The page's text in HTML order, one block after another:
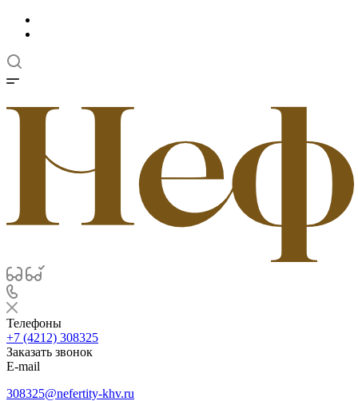
Телефоны
+7 (4212) 308325
Заказать звонок
E-mail
308325@nefertity-khv.ru